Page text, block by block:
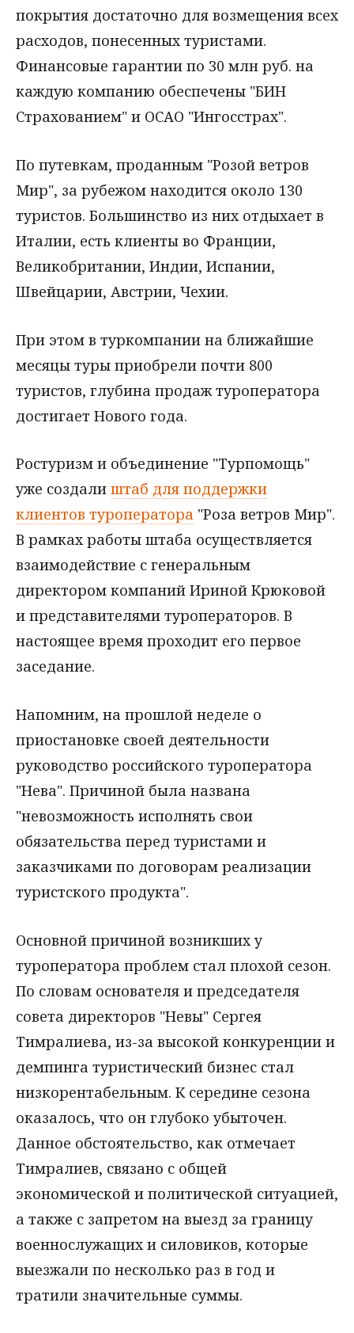
покрытия достаточно для возмещения всех
расходов, понесенных туристами.
Финансовые гарантии по 30 млн руб. на
каждую компанию обеспечены "БИН
Страхованием" и ОСАО "Ингосстрах".
По путевкам, проданным "Розой ветров
Мир", за рубежом находится около 130
туристов. Большинство из них отдыхает в
Италии, есть клиенты во Франции,
Великобритании, Индии, Испании,
Швейцарии, Австрии, Чехии.
При этом в туркомпании на ближайшие
месяцы туры приобрели почти 800
туристов, глубина продаж туроператора
достигает Нового года.
Ростуризм и объединение "Турпомощь"
уже создали штаб для поддержки
клиентов туроператора "Роза ветров Мир".
В рамках работы штаба осуществляется
взаимодействие с генеральным
директором компаний Ириной Крюковой
и представителями туроператоров. В
настоящее время проходит его первое
заседание.
Напомним, на прошлой неделе о
приостановке своей деятельности
руководство российского туроператора
"Нева". Причиной была названа
"невозможность исполнять свои
обязательства перед туристами и
заказчиками по договорам реализации
туристского продукта".
Основной причиной возникших у
туроператора проблем стал плохой сезон.
По словам основателя и председателя
совета директоров "Невы" Сергея
Тимралиева, из-за высокой конкуренции и
демпинга туристический бизнес стал
низкорентабельным. К середине сезона
оказалось, что он глубоко убыточен.
Данное обстоятельство, как отмечает
Тимралиев, связано с общей
экономической и политической ситуацией,
а также с запретом на выезд за границу
военнослужащих и силовиков, которые
выезжали по несколько раз в год и
тратили значительные суммы.